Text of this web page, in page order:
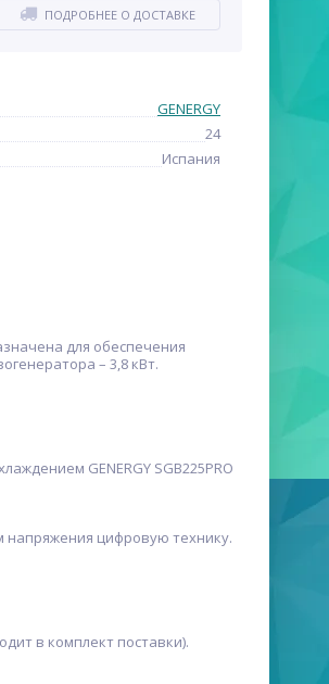
ПОДРОБНЕЕ О ДОСТАВКЕ
GENERGY
24
Испания
для обеспечения
– 3,8 кВт.
GENERGY SGB225PRO
напряжения цифровую технику.
в комплект поставки).